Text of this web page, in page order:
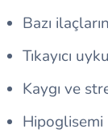
Bazı
Tıkayıcı
Kaygı ve
Hipoglisemi